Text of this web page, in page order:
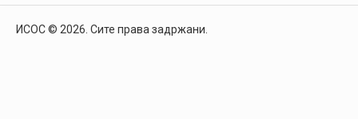
ИСОС © 2026. Сите права задржани.